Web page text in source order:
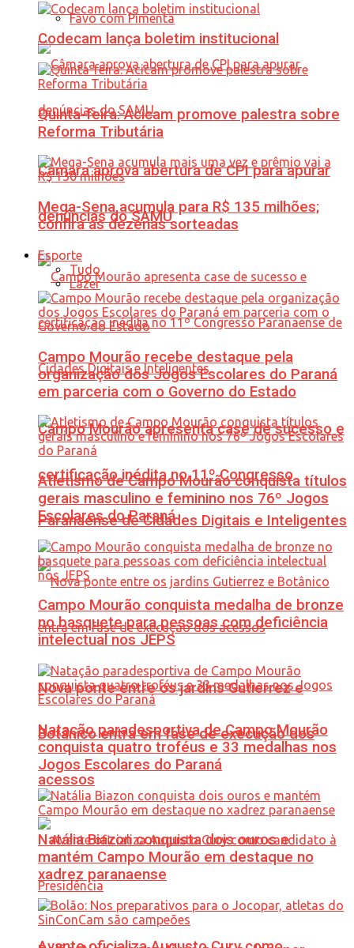
Favo com Pimenta
Câmara aprova abertura de CPI para apurar
denúncias do SAMU
Campo Mourão apresenta case de sucesso e
certificação inédita no 11º Congresso
Paranaense de Cidades Digitais e Inteligentes
Nova ponte entre os jardins Gutierrez e
Botânico entra em fase de execução dos
acessos
Codecam lança boletim institucional
Quinta-feira: Acicam promove palestra sobre
Reforma Tributária
Mega-Sena acumula para R$ 135 milhões;
confira as dezenas sorteadas
Esporte
Tudo
Lazer
Campo Mourão recebe destaque pela
organização dos Jogos Escolares do Paraná
em parceria com o Governo do Estado
Atletismo de Campo Mourão conquista títulos
gerais masculino e feminino nos 76º Jogos
Escolares do Paraná
Campo Mourão conquista medalha de bronze
no basquete para pessoas com deficiência
intelectual nos JEPS
Natação paradesportiva de Campo Mourão
conquista quatro troféus e 33 medalhas nos
Jogos Escolares do Paraná
Natália Biazon conquista dois ouros e
mantém Campo Mourão em destaque no
xadrez paranaense